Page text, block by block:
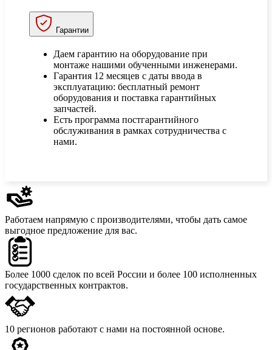
Гарантии
Даем гарантию на оборудование при
монтаже нашими обученными инженерами.
Гарантия 12 месяцев с даты ввода в
эксплуатацию: бесплатный ремонт
оборудования и поставка гарантийных
запчастей.
Есть программа постгарантийного
обслуживания в рамках сотрудничества с
нами.
Работаем напрямую с производителями, чтобы дать самое
выгодное предложение для вас.
Более 1000 сделок по всей России и более 100 исполненных
государственных контрактов.
10 регионов работают с нами на постоянной основе.